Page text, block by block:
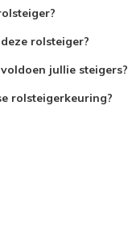
rolsteiger?
jullie steigers?
rolsteigerkeuring?